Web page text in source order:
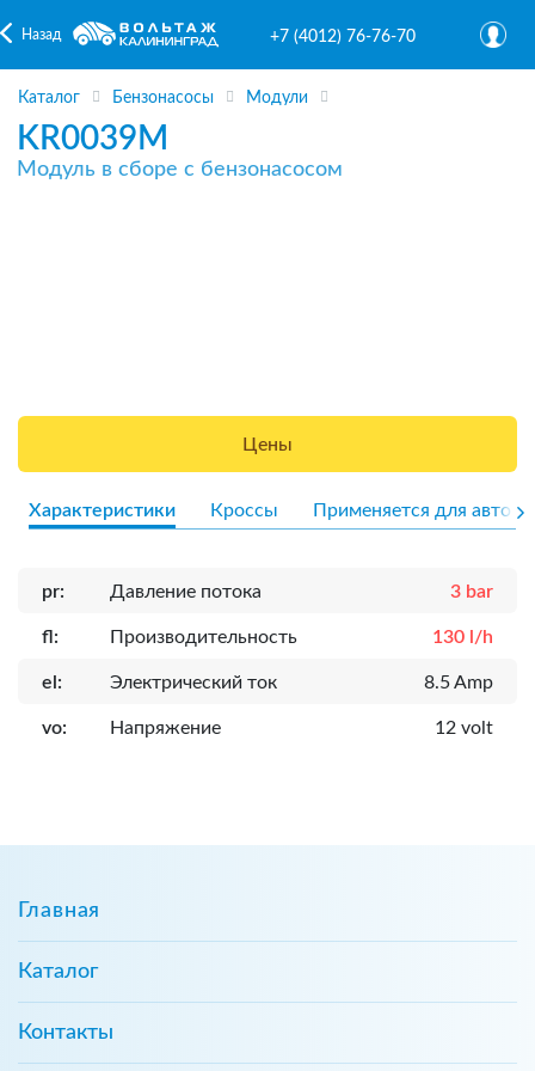
Назад +7 (4012) 76-76-70
Каталог Бензонасосы Модули
KR0039M
Модуль в сборе с бензонасосом
Цены
Характеристики Кроссы Применяется для авто
pr: Давление потока 3 bar
fl: Производительность 130 l/h
el: Электрический ток 8.5 Amp
vo: Напряжение 12 volt
Главная
Каталог
Контакты